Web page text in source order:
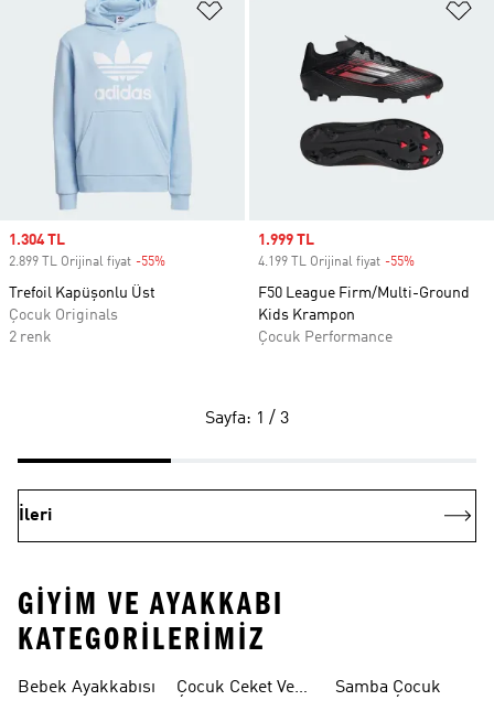
Sale price
1.304 TL
2.899 TL Orijinal fiyat -55%
Trefoil Kapüşonlu Üst
Çocuk Originals
2 renk
Sale price
1.999 TL
4.199 TL Orijinal fiyat -55%
F50 League Firm/Multi-Ground
Kids Krampon
Çocuk Performance
Sayfa: 1 / 3
İleri
GIYIM VE AYAKKABI
KATEGORILERIMIZ
Bebek Ayakkabısı
Çocuk Ceket Ve
Samba Çocuk